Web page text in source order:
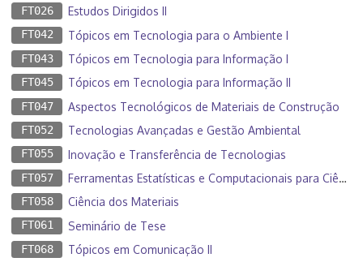
FT026 Estudos Dirigidos II
FT042 Tópicos em Tecnologia para o Ambiente I
FT043 Tópicos em Tecnologia para Informação I
FT045 Tópicos em Tecnologia para Informação II
FT047 Aspectos Tecnológicos de Materiais de Construção
FT052 Tecnologias Avançadas e Gestão Ambiental
FT055 Inovação e Transferência de Tecnologias
FT057 Ferramentas Estatísticas e Computacionais para Ciência e Tecnologia
FT058 Ciência dos Materiais
FT061 Seminário de Tese
FT068 Tópicos em Comunicação II